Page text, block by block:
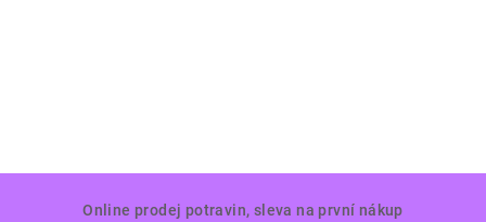
Online prodej potravin, sleva na první nákup